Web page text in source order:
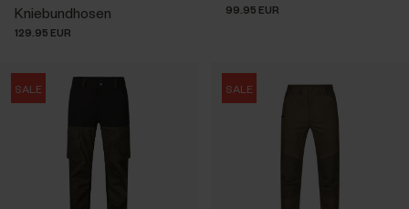
Kniebundhosen
129.95 EUR
99.95 EUR
SALE SALE